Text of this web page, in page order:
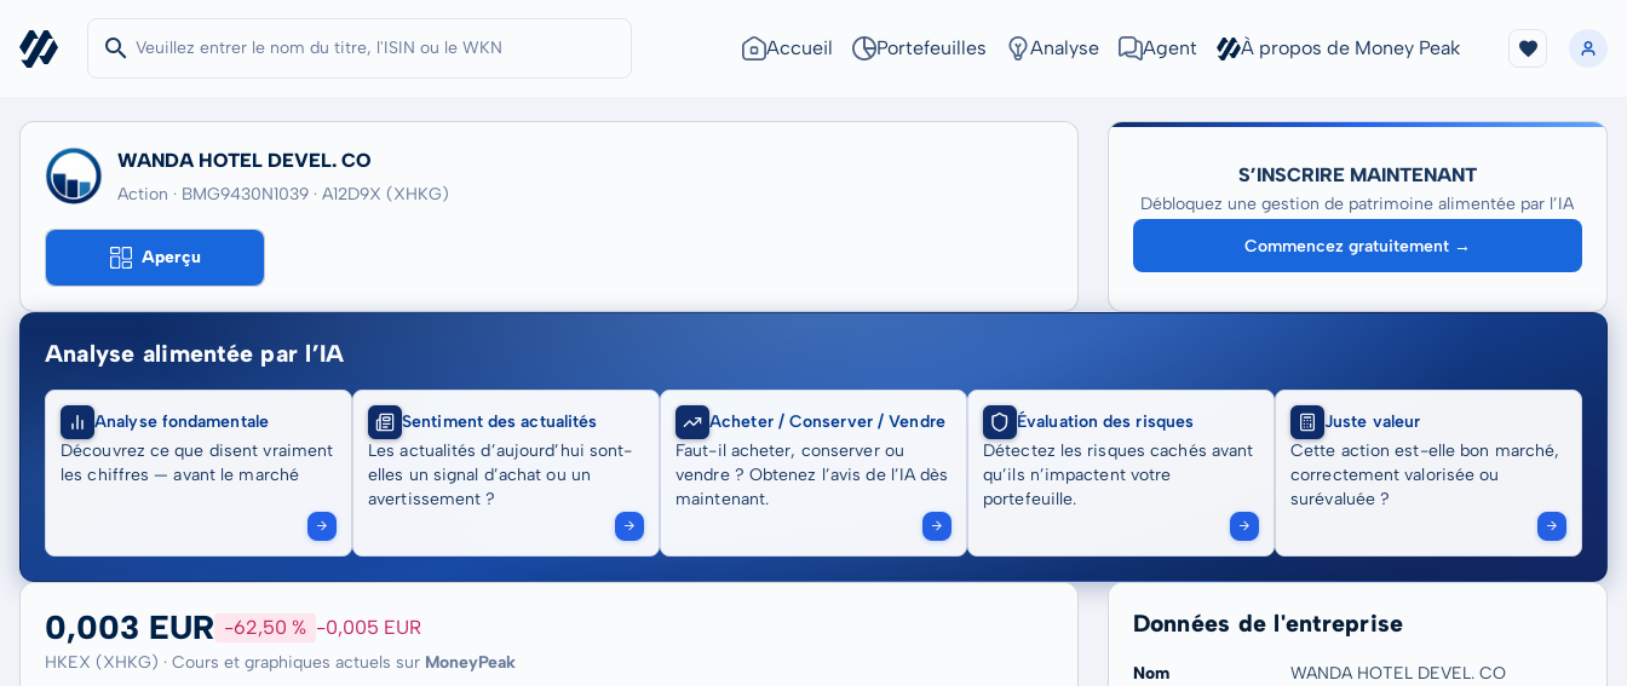
Accueil Portefeuilles Analyse Agent À propos de Money Peak
WANDA HOTEL DEVEL. CO
Action · BMG9430N1039 · A12D9X (XHKG)
Aperçu
S’INSCRIRE MAINTENANT
Débloquez une gestion de patrimoine alimentée par l’IA
Commencez gratuitement →
Analyse alimentée par l’IA
Analyse fondamentale
Découvrez ce que disent vraiment
les chiffres — avant le marché
Sentiment des actualités
Les actualités d’aujourd’hui sont-
elles un signal d’achat ou un
avertissement ?
Acheter / Conserver / Vendre
Faut-il acheter, conserver ou
vendre ? Obtenez l’avis de l’IA dès
maintenant.
Évaluation des risques
Détectez les risques cachés avant
qu’ils n’impactent votre
portefeuille.
Juste valeur
Cette action est-elle bon marché,
correctement valorisée ou
surévaluée ?
0,003 EUR -62,50 % -0,005 EUR
HKEX (XHKG) · Cours et graphiques actuels sur MoneyPeak
Données de l'entreprise
Nom WANDA HOTEL DEVEL. CO